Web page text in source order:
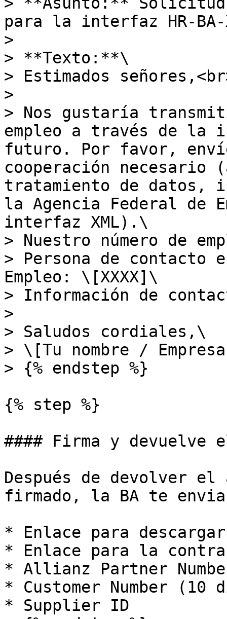
para la interfaz HR-BA-
>
> **Texto:**\
> Estimados
>
> Nos gustaría
empleo a través de la
futuro. Por favor,
cooperación necesario
tratamiento de datos,
la Agencia Federal de
interfaz XML).\
> Nuestro número de
> Persona de contacto
Empleo: \[XXXX]\
> Información de
>
> Saludos cordiales,\
> \[Tu nombre /
> {% endstep %}
{% step %}
#### Firma y devuelve
Después de devolver el
firmado, la BA te
* Enlace para
* Enlace para la
* Allianz Partner
* Customer Number (10
* Supplier ID